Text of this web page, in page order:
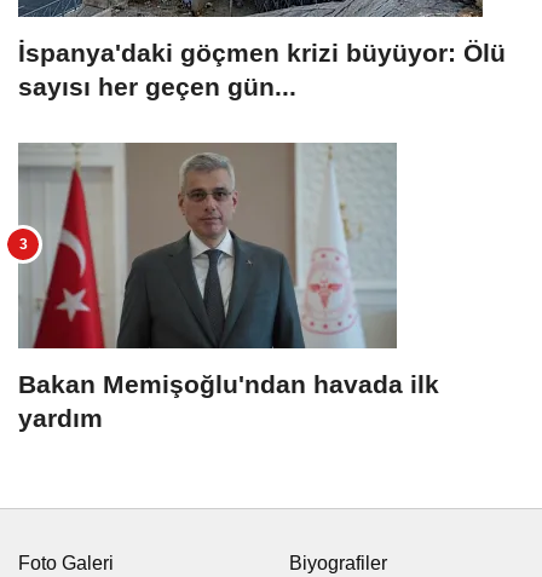
İspanya'daki göçmen krizi büyüyor: Ölü
sayısı her geçen gün...
Bakan Memişoğlu'ndan havada ilk
yardım
Foto Galeri Biyografiler